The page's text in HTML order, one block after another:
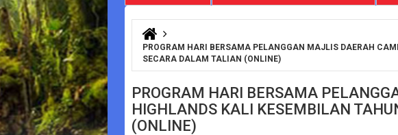
Anda di sini
PROGRAM HARI BERSAMA PELANGGAN MAJLIS DAERAH
SECARA DALAM TALIAN (ONLINE)
PROGRAM HARI BERSAMA
HIGHLANDS KALI KESEMBILAN
(ONLINE)